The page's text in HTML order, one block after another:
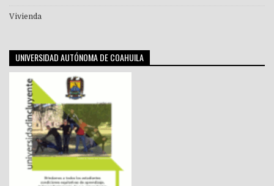
Vivienda
UNIVERSIDAD AUTÓNOMA DE COAHUILA